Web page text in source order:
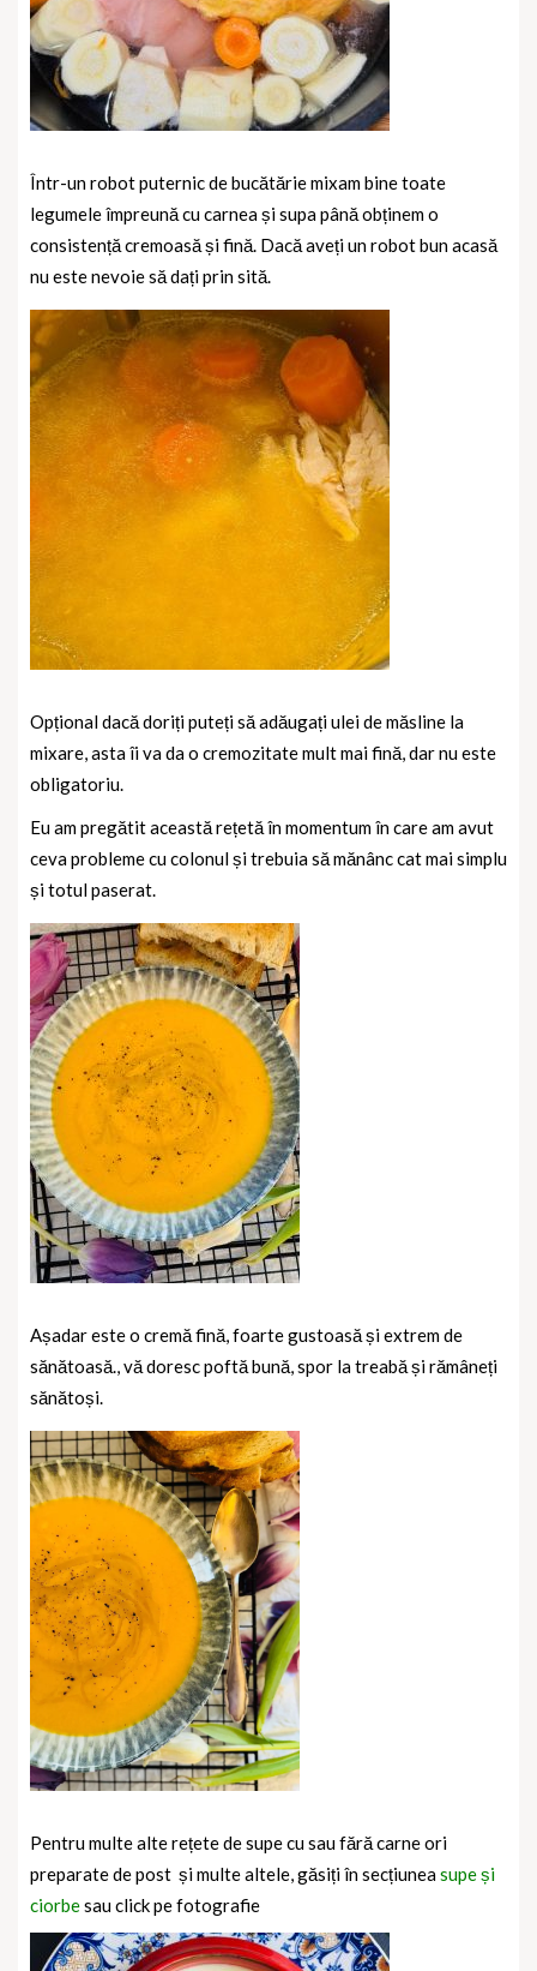
Într-un robot puternic de bucătărie mixam bine toate
legumele împreună cu carnea și supa până obținem o
consistență cremoasă și fină. Dacă aveți un robot bun acasă
nu este nevoie să dați prin sită.
Opțional dacă doriți puteți să adăugați ulei de măsline la
mixare, asta îi va da o cremozitate mult mai fină, dar nu este
obligatoriu.
Eu am pregătit această rețetă în momentum în care am avut
ceva probleme cu colonul și trebuia să mănânc cat mai simplu
și totul paserat.
Așadar este o cremă fină, foarte gustoasă și extrem de
sănătoasă., vă doresc poftă bună, spor la treabă și rămâneți
sănătoși.
Pentru multe alte rețete de supe cu sau fără carne ori
preparate de post și multe altele, găsiți în secțiuneasupe și
ciorbesau click pe fotografie